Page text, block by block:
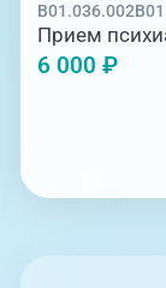
B01.036.002
Прием
6 000 ₽